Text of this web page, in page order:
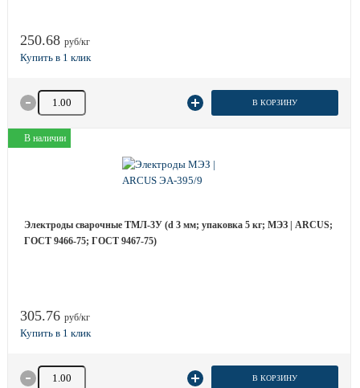
250.68 руб/кг
Количество товара В КОРЗИНУ
В наличии
Электроды сварочные ТМЛ-3У (d 3 мм; упаковка 5 кг; МЭЗ | ARCUS;
ГОСТ 9466-75; ГОСТ 9467-75)
305.76 руб/кг
Количество товара В КОРЗИНУ